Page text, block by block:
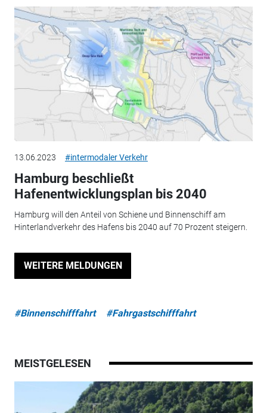
13.06.2023 #intermodaler Verkehr
Hamburg beschließt
Hafenentwicklungsplan bis 2040
Hamburg will den Anteil von Schiene und Binnenschiff am
Hinterlandverkehr des Hafens bis 2040 auf 70 Prozent steigern.
WEITERE MELDUNGEN
#Binnenschifffahrt #Fahrgastschifffahrt
MEISTGELESEN